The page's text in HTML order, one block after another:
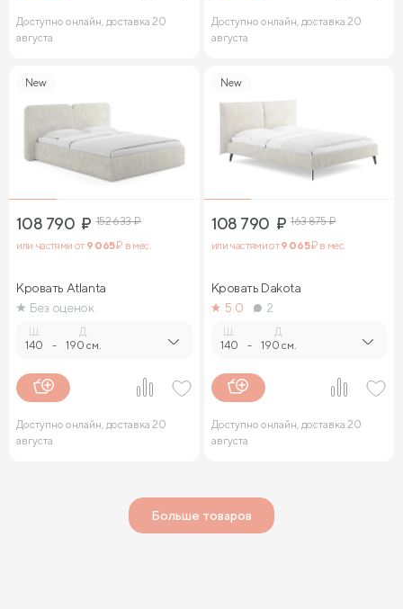
Доступно онлайн, доставка 20
августа
Доступно онлайн, доставка 20
августа
New
108 790 ₽ 152 633₽
или частями от 9 065₽ в мес.
Кровать Atlanta
Без оценок
Ш.
140 -
Д.
190 см.
Доступно онлайн, доставка 20
августа
New
108 790 ₽ 163 875₽
или частями от9 065₽ в мес.
Кровать Dakota
5.0
2
Ш.
140 -
Д.
190 см.
Доступно онлайн, доставка 20
августа
Больше товаров